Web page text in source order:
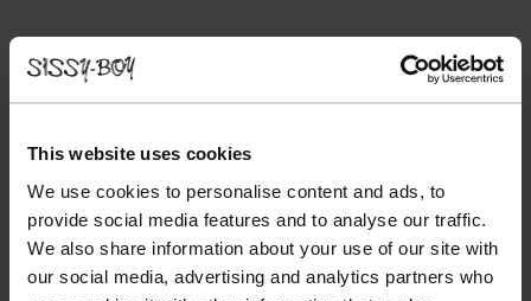
This website uses cookies
We use cookies to personalise content and ads, to
provide social media features and to analyse our traffic.
We also share information about your use of our site with
our social media, advertising and analytics partners who
Taille sélectionnée: Onesize
Livraison dans: 1–2 jours ouvrés
VOIR LE STOCK EN MAGASIN
Livraison gratuite en magasin
Payer après coup